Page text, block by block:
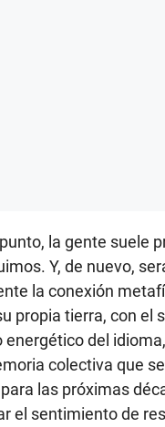
la gente suele
Y, de nuevo,
la conexión
propia tierra, con el
energético del
colectiva que
las próximas
el sentimiento de